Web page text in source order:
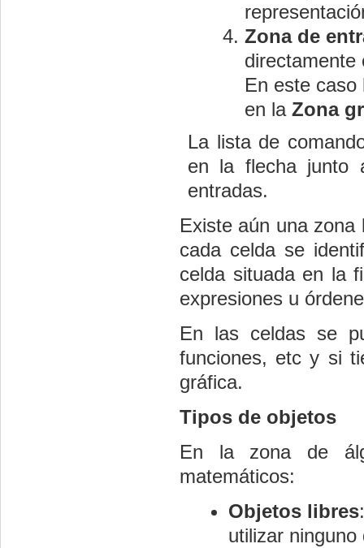
Zona de
directamente
En este caso
en la Zona
La lista de
en la flecha junto
entradas.
Existe aún una
cada celda se
celda situada en la
expresiones u
En las celdas se
funciones, etc y si
gráfica.
Tipos de objetos
En la zona de
matemáticos:
Objetos libres
utilizar